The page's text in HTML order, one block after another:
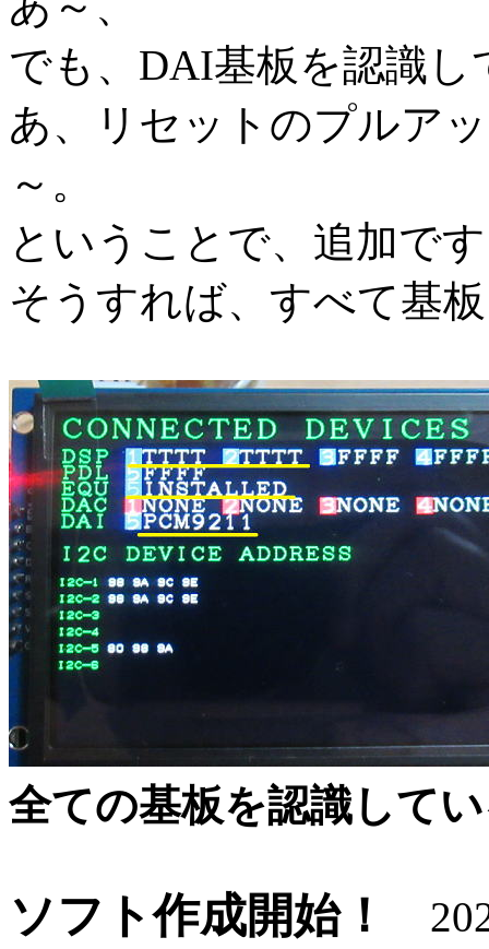
でも、DAI基板を認識し
あ、リセットのプルア
～。
ということで、追加で
そうすれば、すべて基
全ての基板を認識して
ソフト作成開始！